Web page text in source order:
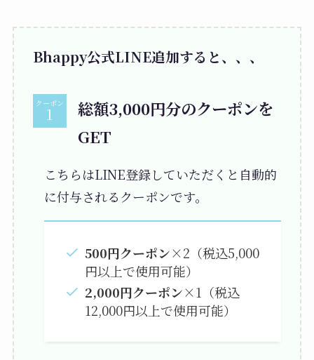
Bhappy公式LINE追加すると、、、
クーポン
総額3,000円分のクーポンを
GET
こちらはLINE登録していただくと自動的
に付与されるクーポンです。
500円クーポン×2（税込5,000
円以上で使用可能）
2,000円クーポン×1（税込
12,000円以上で使用可能）